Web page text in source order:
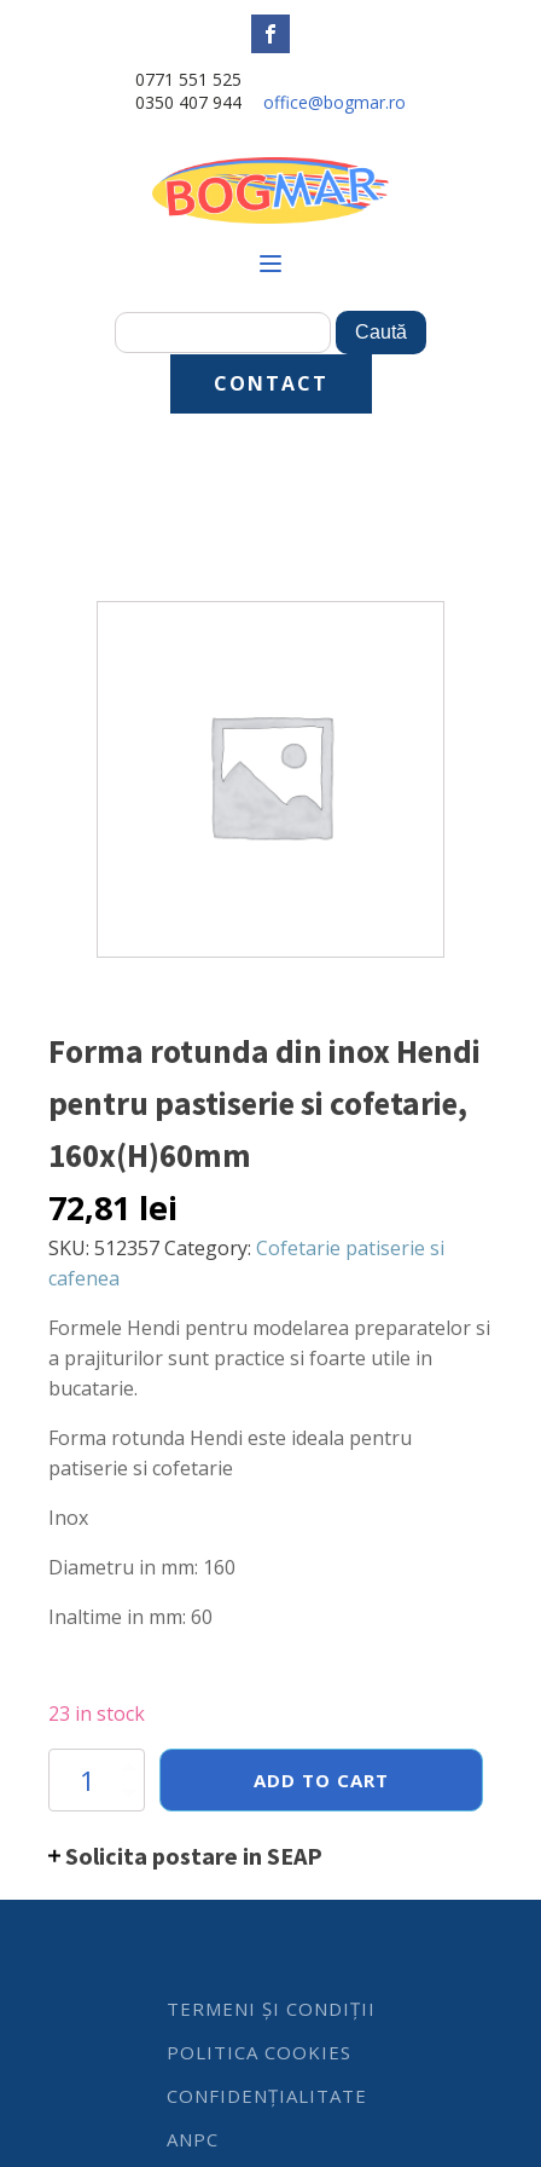
0771 551 525
0350 407 944
office@bogmar.ro
CONTACT
Forma rotunda din inox Hendi
pentru pastiserie si cofetarie,
160x(H)60mm
72,81 lei
SKU: 512357Category: Cofetarie patiserie si
cafenea
Formele Hendi pentru modelarea preparatelor si
a prajiturilor sunt practice si foarte utile in
bucatarie.
Forma rotunda Hendi este ideala pentru
patiserie si cofetarie
Inox
Diametru in mm: 160
Inaltime in mm: 60
23 in stock
Forma
rotunda
din
Hendi
ADD TO CART
Solicita postare in SEAP
TERMENI ȘI CONDIȚII
POLITICA COOKIES
CONFIDENȚIALITATE
ANPC